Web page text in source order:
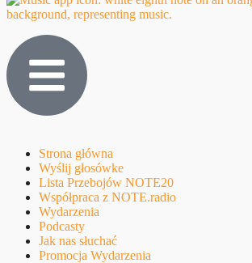
Strona główna
Wyślij głosówke
Lista Przebojów NOTE20
Współpraca z NOTE.radio
Wydarzenia
Podcasty
Jak nas słuchać
Promocja Wydarzenia